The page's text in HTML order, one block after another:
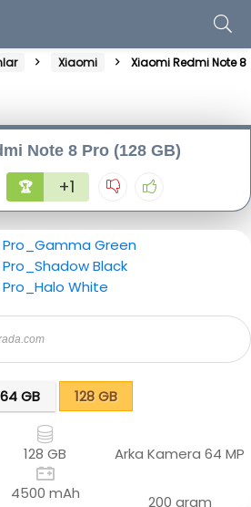
Xiaomi
Xiaomi Redmi Note 8
Note 8 Pro (128 GB)
🏆 +1
64 GB 128 GB
128 GB Arka Kamera64 MP
4500 mAh 200 gram